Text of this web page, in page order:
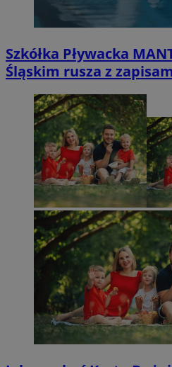
Szkółka Pływacka
Śląskim rusza z